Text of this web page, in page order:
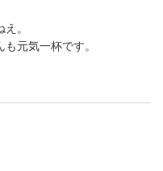
。
元気一杯です。